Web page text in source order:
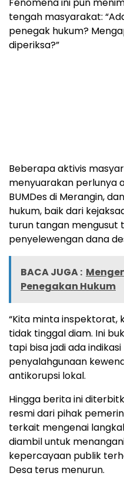
Fenomena ini pun
tengah masyarakat:
penegak hukum?
diperiksa?”
Beberapa aktivis
menyuarakan perlunya
BUMDes di Merangin,
hukum, baik dari
turun tangan mengusut
penyelewengan dana
BACA JUGA :
Penegakan Hukum
“Kita minta inspektorat,
tidak tinggal diam. Ini
tapi bisa jadi ada
penyalahgunaan
antikorupsi lokal.
Hingga berita ini
resmi dari pihak
terkait mengenai
diambil untuk
kepercayaan publik
Desa terus menurun.